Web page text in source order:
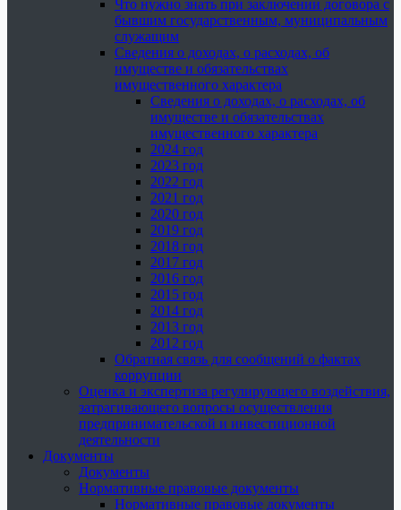
Что нужно знать при заключении договора с
бывшим государственным, муниципальным
служащим
Сведения о доходах, о расходах, об
имуществе и обязательствах
имущественного характера
Сведения о доходах, о расходах, об
имуществе и обязательствах
имущественного характера
2024 год
2023 год
2022 год
2021 год
2020 год
2019 год
2018 год
2017 год
2016 год
2015 год
2014 год
2013 год
2012 год
Обратная связь для сообщений о фактах
коррупции
Оценка и экспертиза регулирующего воздействия,
затрагивающего вопросы осуществления
предпринимательской и инвестиционной
деятельности
Документы
Документы
Нормативные правовые документы
Нормативные правовые документы